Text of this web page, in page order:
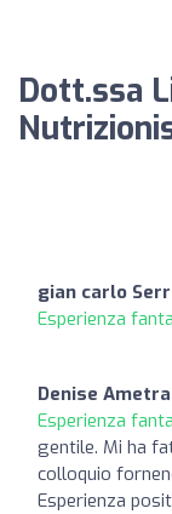
Dott.ssa
gian carlo
Esperienza
Denise
Esperienza
gentile. Mi ha
colloquio
Esperienza